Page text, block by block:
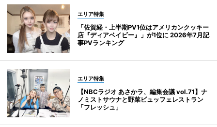
エリア特集
「佐賀経・上半期PV1位はアメリカンクッキー
店『ディアベイビー』」が1位に 2026年7月記
事PVランキング
エリア特集
【NBCラジオ あさかラ、編集会議 vol.71】ナ
ノミストサウナと野菜ビュッフェレストラン
「フレッシュ」